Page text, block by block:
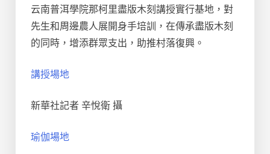
云南普洱學院那柯里盡版木刻講授實行基地，對
先生和周邊農人展開身手培訓，在傳承盡版木刻
的同時，增添群眾支出，助推村落復興。
講授場地
新華社記者 辛悅衛 攝
瑜伽場地